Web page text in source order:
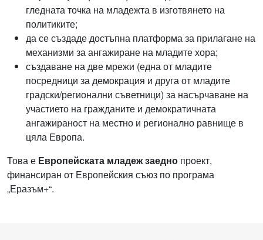
гледната точка на младежта в изготвянето на
политиките;
да се създаде достъпна платформа за прилагане на
механизми за ангажиране на младите хора;
създаване на две мрежи (една от младите
посредници за демокрация и друга от младите
градски/регионални съветници) за насърчаване на
участието на гражданите и демократичната
ангажираност на местно и регионално равнище в
цяла Европа.
Това е Европейската младеж заедно проект,
финансиран от Европейския съюз по програма
„Еразъм+“.